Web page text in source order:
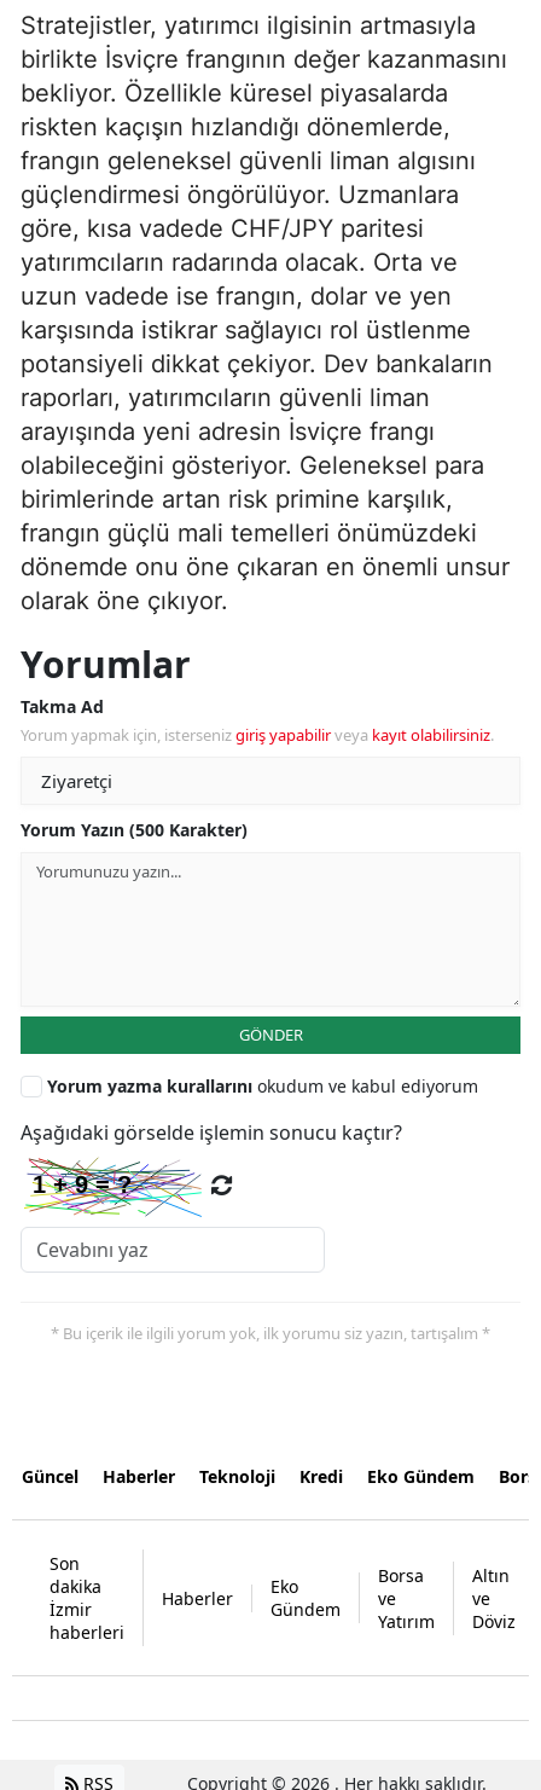
Stratejistler, yatırımcı ilgisinin artmasıyla
birlikte İsviçre frangının değer kazanmasını
bekliyor. Özellikle küresel piyasalarda
riskten kaçışın hızlandığı dönemlerde,
frangın geleneksel güvenli liman algısını
güçlendirmesi öngörülüyor. Uzmanlara
göre, kısa vadede CHF/JPY paritesi
yatırımcıların radarında olacak. Orta ve
uzun vadede ise frangın, dolar ve yen
karşısında istikrar sağlayıcı rol üstlenme
potansiyeli dikkat çekiyor. Dev bankaların
raporları, yatırımcıların güvenli liman
arayışında yeni adresin İsviçre frangı
olabileceğini gösteriyor. Geleneksel para
birimlerinde artan risk primine karşılık,
frangın güçlü mali temelleri önümüzdeki
dönemde onu öne çıkaran en önemli unsur
olarak öne çıkıyor.
Yorumlar
Takma Ad
Yorum yapmak için, istersenizgiriş yapabilirveya kayıt olabilirsiniz.
Yorum Yazın (500 Karakter)
GÖNDER
Yorum yazma kurallarını okudum ve kabul ediyorum
Aşağıdaki görselde işlemin sonucu kaçtır?
* Bu içerik ile ilgili yorum yok, ilk yorumu siz yazın, tartışalım *
Güncel Haberler Teknoloji Kredi Eko Gündem
Son
dakika
İzmir
haberleri
Haberler
Eko
Gündem
Borsa
ve
Yatırım
Altın
ve
Döviz
RSS Copyright © 2026 . Her hakkı saklıdır.